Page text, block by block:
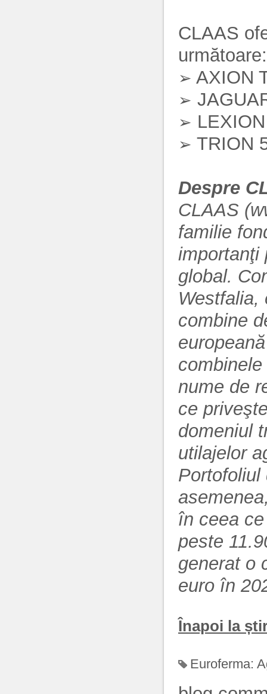
CLAAS
următoare:
➢ AXION
➢
➢
➢ TRION
Despre
CLAAS
familie
importanţi
global.
Westfalia,
combine
nume de
ce
domeniul
utilajelor
Portofoliul
în ceea
peste
generat o
euro în
Înapoi la
Euroferma: